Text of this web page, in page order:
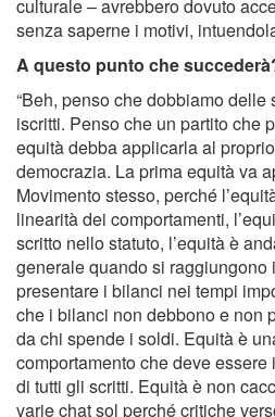
culturale – avrebbero dovuto
senza saperne i motivi,
A questo punto che
“Beh, penso che dobbiamo
iscritti. Penso che un partito che
equità debba applicarla al
democrazia. La prima equità va
Movimento stesso, perché
linearità dei comportamenti,
scritto nello statuto, l’equità è
generale quando si raggiungono
presentare i bilanci nei tempi
che i bilanci non debbono e non
da chi spende i soldi. Equità è
comportamento che deve
di tutti gli scritti. Equità è non
varie chat sol perché critiche